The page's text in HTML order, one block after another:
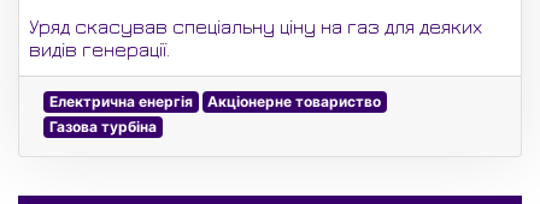
Уряд скасував спеціальну ціну на газ для деяких
видів генерації.
Електрична енергія
Акціонерне товариство
Газова турбіна